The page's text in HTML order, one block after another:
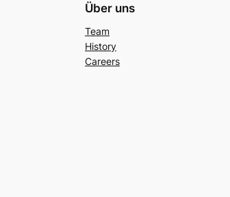
Über uns
Team
History
Careers